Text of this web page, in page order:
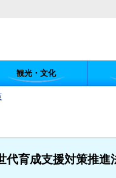
観光・文化
代育成支援対策推